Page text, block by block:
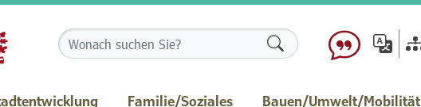
Formularschaltfläche
Familie/Soziales Bauen/Umwelt/Mobilität